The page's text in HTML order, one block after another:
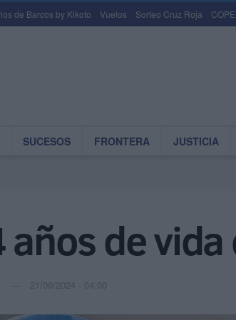
de Barcos by Kikoto Vuelos Sorteo Cruz Roja
SUCESOS FRONTERA JUSTICIA
de vida
21/09/2024 - 04:00